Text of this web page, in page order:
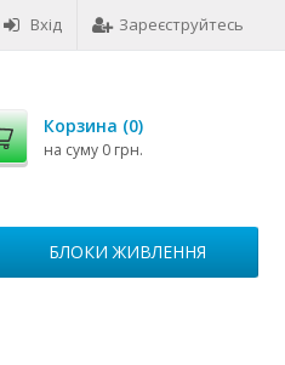
Вхід Зареєструйтесь
Корзина (0)
на суму 0 грн.
БЛОКИ ЖИВЛЕННЯ